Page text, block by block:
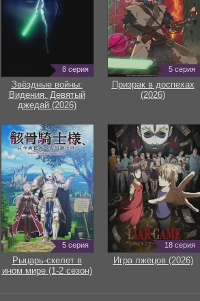
8 серия
Звёздные войны:
Видения. Девятый
джедай (2026)
5 серия
Призрак в доспехах
(2026)
5 серия
Рыцарь-скелет в
ином мире (1-2 сезон)
18 серия
Игра лжецов (2026)